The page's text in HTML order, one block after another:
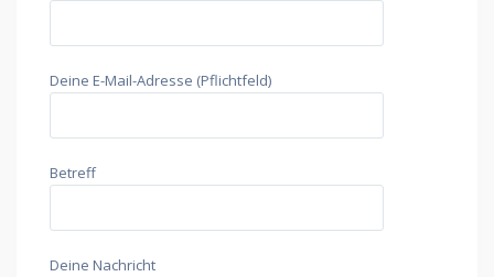
Deine E-Mail-Adresse (Pflichtfeld)
Betreff
Deine Nachricht